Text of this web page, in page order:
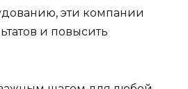
эти компании
и повысить